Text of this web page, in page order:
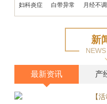
妇科炎症 白带异常 月经不调
新
最新资讯 产
【